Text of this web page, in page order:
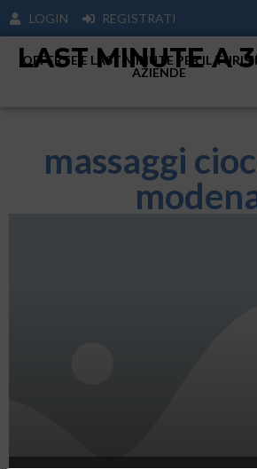
LOGIN REGISTRATI
LAST MINUTE A
OFFERTE E LAST MINUTE PER IL
AZIENDE
massaggi